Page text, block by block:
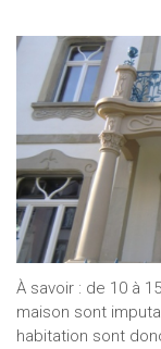
À savoir : de 10 à
maison sont
habitation sont